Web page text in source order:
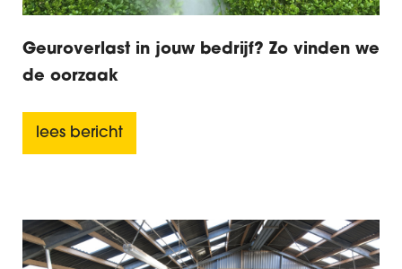
Geuroverlast in jouw bedrijf? Zo vinden we
de oorzaak
lees bericht